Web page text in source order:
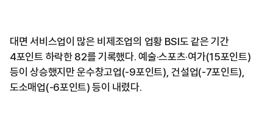
대면 서비스업이 많은 비제조업의 업황 BSI도 같은 기간
4포인트 하락한 82를 기록했다. 예술·스포츠·여가(15포인트)
등이 상승했지만 운수창고업(-9포인트), 건설업(-7포인트),
도소매업(-6포인트) 등이 내렸다.